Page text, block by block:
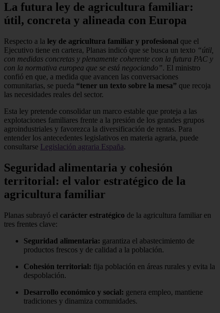
La futura ley de agricultura familiar:
útil, concreta y alineada con Europa
Respecto a la ley de agricultura familiar y profesional que el
Ejecutivo tiene en cartera, Planas indicó que se busca un texto “útil,
con medidas concretas y plenamente coherente con la futura PAC y
con la normativa europea que se está negociando”. El ministro
confió en que, a medida que avancen las conversaciones
comunitarias, se pueda “tener un texto sobre la mesa” que recoja
las necesidades reales del sector.
Esta ley pretende consolidar un marco estable que proteja a las
explotaciones familiares frente a la presión de los grandes grupos
agroindustriales y favorezca la diversificación de rentas. Para
entender los antecedentes legislativos en materia agraria, puede
consultarse Legislación agraria España.
Seguridad alimentaria y cohesión
territorial: el valor estratégico de la
agricultura familiar
Planas subrayó el carácter estratégico de la agricultura familiar en
tres frentes clave:
Seguridad alimentaria: garantiza el abastecimiento de
productos frescos y de calidad a la población.
Cohesión territorial: fija población en áreas rurales y evita la
despoblación.
Desarrollo económico y social: genera empleo, mantiene
tradiciones y dinamiza comunidades.